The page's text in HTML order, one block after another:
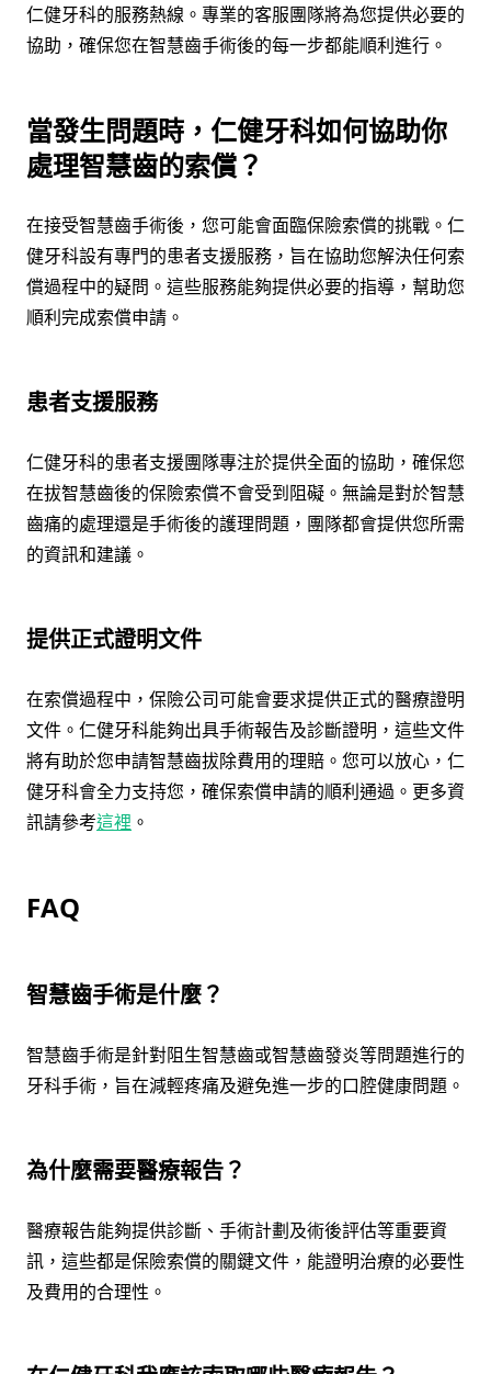
仁健牙科的服務熱線。專業的客服團隊將為您提供必要的
協助，確保您在智慧齒手術後的每一步都能順利進行。
當發生問題時，仁健牙科如何協助你
處理智慧齒的索償？
在接受智慧齒手術後，您可能會面臨保險索償的挑戰。仁
健牙科設有專門的患者支援服務，旨在協助您解決任何索
償過程中的疑問。這些服務能夠提供必要的指導，幫助您
順利完成索償申請。
患者支援服務
仁健牙科的患者支援團隊專注於提供全面的協助，確保您
在拔智慧齒後的保險索償不會受到阻礙。無論是對於智慧
齒痛的處理還是手術後的護理問題，團隊都會提供您所需
的資訊和建議。
提供正式證明文件
在索償過程中，保險公司可能會要求提供正式的醫療證明
文件。仁健牙科能夠出具手術報告及診斷證明，這些文件
將有助於您申請智慧齒拔除費用的理賠。您可以放心，仁
健牙科會全力支持您，確保索償申請的順利通過。更多資
訊請參考這裡 。
FAQ
智慧齒手術是什麼？
智慧齒手術是針對阻生智慧齒或智慧齒發炎等問題進行的
牙科手術，旨在減輕疼痛及避免進一步的口腔健康問題。
為什麼需要醫療報告？
醫療報告能夠提供診斷、手術計劃及術後評估等重要資
訊，這些都是保險索償的關鍵文件，能證明治療的必要性
及費用的合理性。